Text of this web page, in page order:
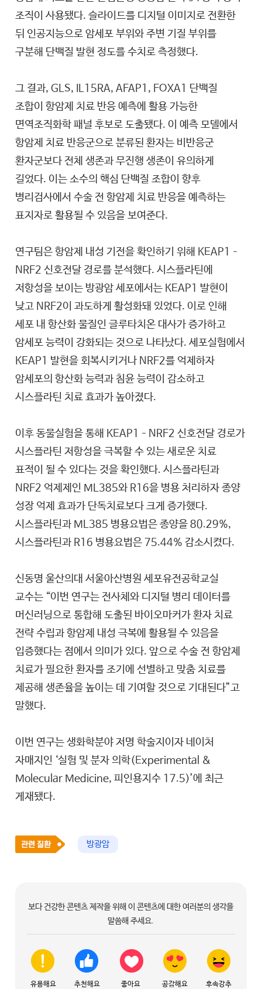
조직이 사용됐다. 슬라이드를 디지털 이미지로 전환한
뒤 인공지능으로 암세포 부위와 주변 기질 부위를
구분해 단백질 발현 정도를 수치로 측정했다.
그 결과, GLS, IL15RA, AFAP1, FOXA1 단백질
조합이 항암제 치료 반응 예측에 활용 가능한
면역조직화학 패널 후보로 도출됐다. 이 예측 모델에서
항암제 치료 반응군으로 분류된 환자는 비반응군
환자군보다 전체 생존과 무진행 생존이 유의하게
길었다. 이는 소수의 핵심 단백질 조합이 향후
병리검사에서 수술 전 항암제 치료 반응을 예측하는
표지자로 활용될 수 있음을 보여준다.
연구팀은 항암제 내성 기전을 확인하기 위해 KEAP1–
NRF2 신호전달 경로를 분석했다. 시스플라틴에
저항성을 보이는 방광암 세포에서는 KEAP1 발현이
낮고 NRF2이 과도하게 활성화돼 있었다. 이로 인해
세포 내 항산화 물질인 글루타치온 대사가 증가하고
암세포 능력이 강화되는 것으로 나타났다. 세포실험에서
KEAP1 발현을 회복시키거나 NRF2를 억제하자
암세포의 항산화 능력과 침윤 능력이 감소하고
시스플라틴 치료 효과가 높아졌다.
이후 동물실험을 통해 KEAP1–NRF2 신호전달 경로가
시스플라틴 저항성을 극복할 수 있는 새로운 치료
표적이 될 수 있다는 것을 확인했다. 시스플라틴과
NRF2 억제제인 ML385와 R16을 병용 처리하자 종양
성장 억제 효과가 단독치료보다 크게 증가했다.
시스플라틴과 ML385 병용요법은 종양을 80.29%,
시스플라틴과 R16 병용요법은 75.44% 감소시켰다.
신동명 울산의대 서울아산병원 세포유전공학교실
교수는 “이번 연구는 전사체와 디지털 병리 데이터를
머신러닝으로 통합해 도출된 바이오마커가 환자 치료
전략 수립과 항암제 내성 극복에 활용될 수 있음을
입증했다는 점에서 의미가 있다. 앞으로 수술 전 항암제
치료가 필요한 환자를 조기에 선별하고 맞춤 치료를
제공해 생존율을 높이는 데 기여할 것으로 기대된다”고
말했다.
이번 연구는 생화학분야 저명 학술지이자 네이처
자매지인 ‘실험 및 분자 의학(Experimental &
Molecular Medicine, 피인용지수 17.5)’에 최근
게재됐다.
방광암
보다 건강한 콘텐츠 제작을 위해 이 콘텐츠에 대한 여러분의 생각을
말씀해 주세요.
유용해요 추천해요 좋아요 공감해요 후속강추